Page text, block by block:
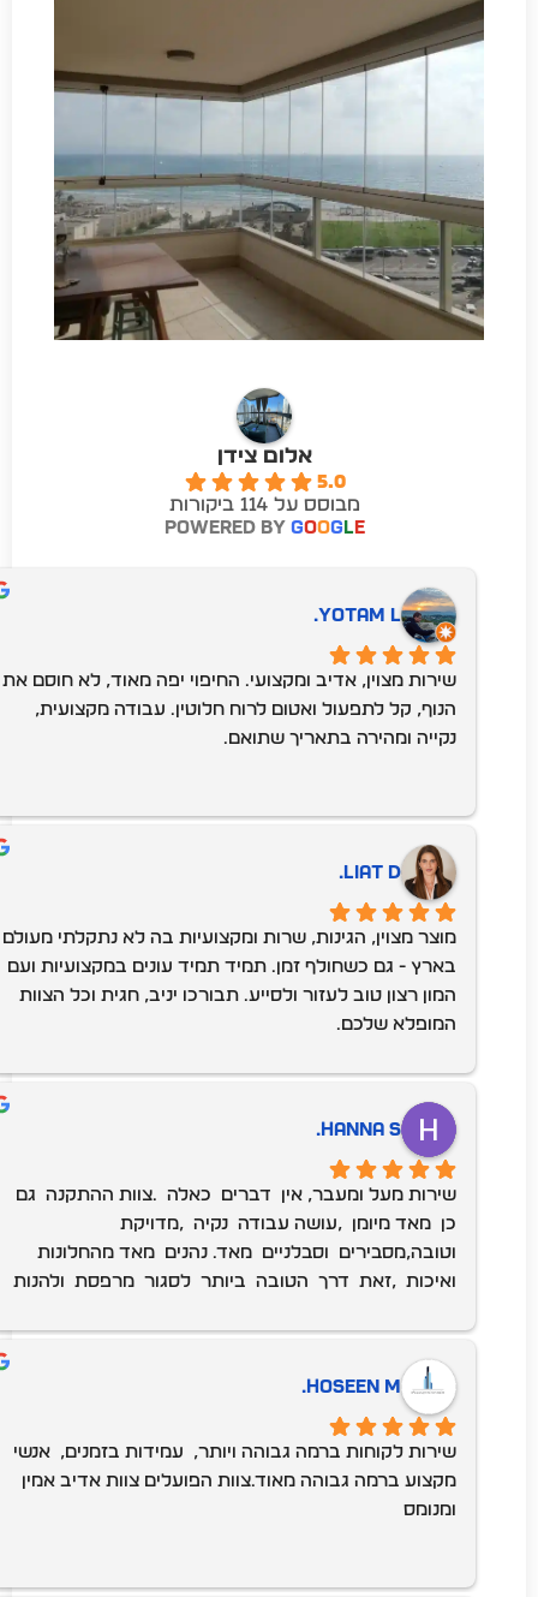
אלום צידן
מבוסס על 114 ביקורות
powered byGo og
Yotam L.
שירות מצוין, אדיב ומקצועי. החיפוי יפה מאוד, לא חוסם את
הנוף, קל לתפעול ואטום לרוח חלוטין. עבודה מקצועית,
נקייה ומהירה בתאריך שתואם.
Liat D.
מוצר מצוין, הגינות, שרות ומקצועיות בה לא נתקלתי מעולם
בארץ - גם כשחולף זמן. תמיד תמיד עונים במקצועיות ועם
המון רצון טוב לעזור ולסייע. תבורכו יניב, חגית וכל הצוות
המופלא שלכם.
Hanna S.
כן  מאד מיומן  ,עושה עבודה  נקיה  ,מדויקת
וטובה,מסבירים  וסבלניים  מאד. נהנים  מאד מהחלונות
ואיכות  ,זאת  דרך  הטובה  ביותר  לסגור  מרפסת  ולהנות
Hoseen M.
שירות לקוחות ברמה גבוהה ויותר,  עמידות בזמנים,  אנשי
מקצוע ברמה גבוהה מאוד.צוות הפועלים צוות אדיב אמין
ומנומס